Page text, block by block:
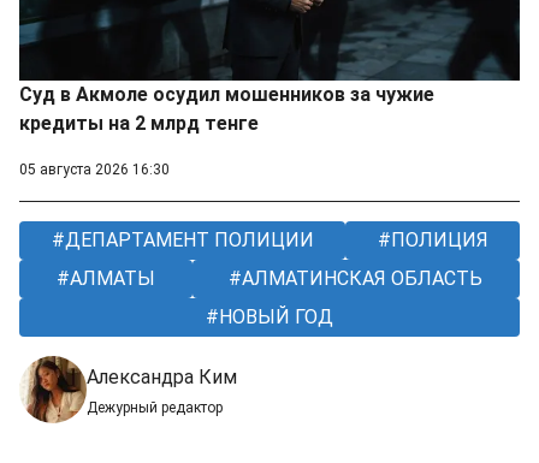
Суд в Акмоле осудил мошенников за чужие
кредиты на 2 млрд тенге
05 августа 2026 16:30
ДЕПАРТАМЕНТ ПОЛИЦИИ
ПОЛИЦИЯ
АЛМАТЫ
АЛМАТИНСКАЯ ОБЛАСТЬ
НОВЫЙ ГОД
Александра Ким
Дежурный редактор